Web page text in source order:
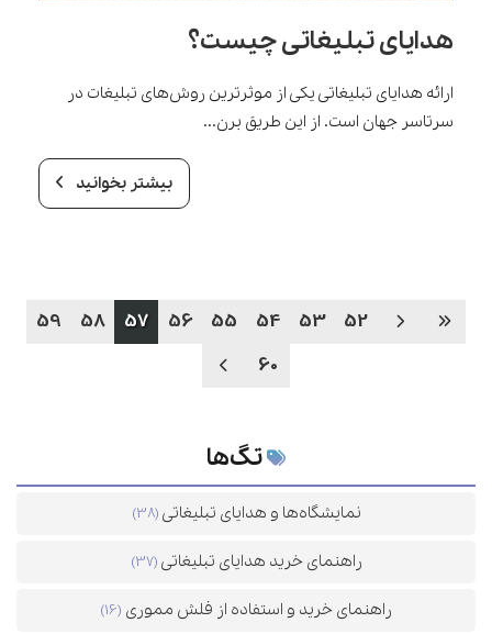
هدایای تبلیغاتی چیست؟
ارائه هدایای تبلیغاتی یکی از موثرترین روش‌های تبلیغات در
سرتا‌سر جهان است. از این طریق برن...
بیشتر بخوانید
52
53
54
55
56
57
58
59
60
تگ‌ها
نمایشگاه‌ها و هدایای تبلیغاتی (38)
راهنمای خرید هدایای تبلیغاتی (37)
راهنمای خرید و استفاده از فلش مموری (16)